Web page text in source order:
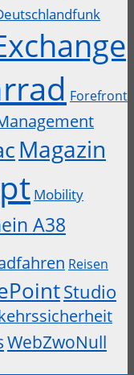
Forefront
Magazin
Mobility
A38
Reisen
Studio
WebZwoNull